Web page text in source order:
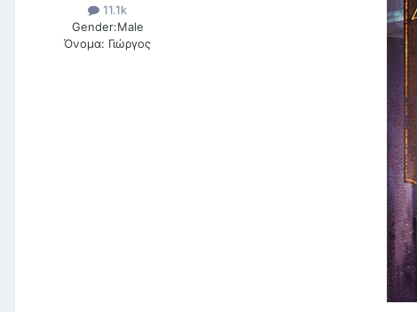
11.1k
Gender:Male
Όνομα: Γιώργος